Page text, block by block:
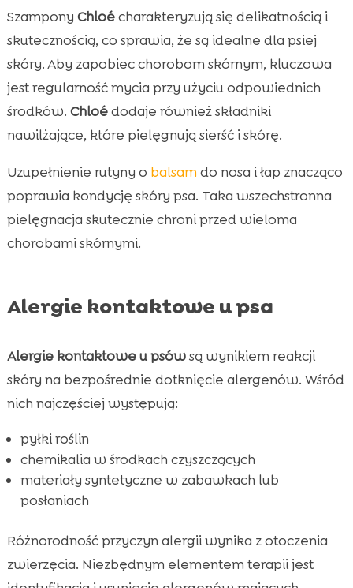
Szampony Chloécharakteryzują się delikatnością i
skutecznością, co sprawia, że są idealne dla psiej
skóry. Aby zapobiec chorobom skórnym, kluczowa
jest regularność mycia przy użyciu odpowiednich
środków. Chloédodaje również składniki
nawilżające, które pielęgnują sierść i skórę.
Uzupełnienie rutyny o balsam do nosa i łap znacząco
poprawia kondycję skóry psa. Taka wszechstronna
pielęgnacja skutecznie chroni przed wieloma
chorobami skórnymi.
Alergie kontaktowe u psa
Alergie kontaktowe u psówsą wynikiem reakcji
skóry na bezpośrednie dotknięcie alergenów. Wśród
nich najczęściej występują:
pyłki roślin
chemikalia w środkach czyszczących
materiały syntetyczne w zabawkach lub
posłaniach
Różnorodność przyczyn alergii wynika z otoczenia
zwierzęcia. Niezbędnym elementem terapii jest